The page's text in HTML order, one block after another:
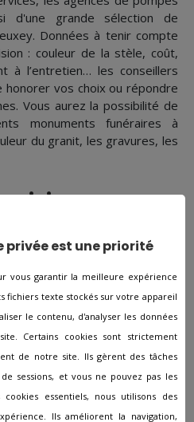
d'une grande sélection de
Données à tenir compte
: couleur de la stèle, coût,
à l’entretien… les conseillers
vos choix ou répondre
Vous aurez la possibilité de
monuments funéraires à
du granit, les gravures, les
funèbres est d'apporter un
des obsèques. De plus, les
l’humain au centre du
répondre aux exigences
les familles dans leur deuil,
que toutes les étapes soient
privée est une priorité
vous garantir la meilleure expérience
fichiers texte stockés sur votre appareil
le contenu, d'analyser les données
Certains cookies sont strictement
de notre site. Ils gèrent des tâches
sessions, et vous ne pouvez pas les
essentiels, nous utilisons des
Ils améliorent la navigation,